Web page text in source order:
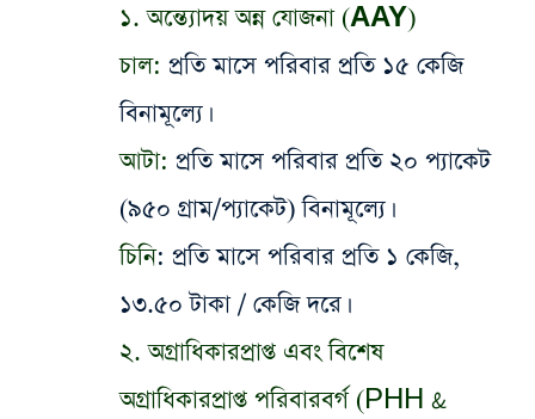
১. অন্ত্যোদয় অন্ন যোজনা (AAY)
চাল: প্রতি মাসে পরিবার প্রতি ১৫ কেজি
বিনামূল্যে।
আটা: প্রতি মাসে পরিবার প্রতি ২০ প্যাকেট
(৯৫০ গ্রাম/প্যাকেট) বিনামূল্যে।
চিনি: প্রতি মাসে পরিবার প্রতি ১ কেজি,
১৩.৫০ টাকা / কেজি দরে।
২. অগ্রাধিকারপ্রাপ্ত এবং বিশেষ
অগ্রাধিকারপ্রাপ্ত পরিবারবর্গ (PHH &